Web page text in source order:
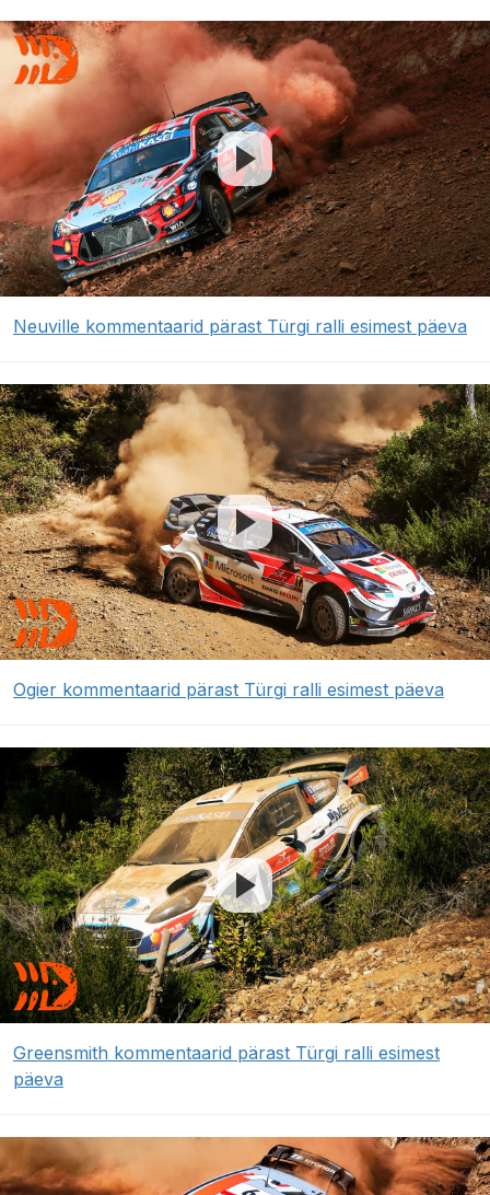
Neuville kommentaarid pärast Türgi ralli esimest päeva
Ogier kommentaarid pärast Türgi ralli esimest päeva
Greensmith kommentaarid pärast Türgi ralli esimest
päeva